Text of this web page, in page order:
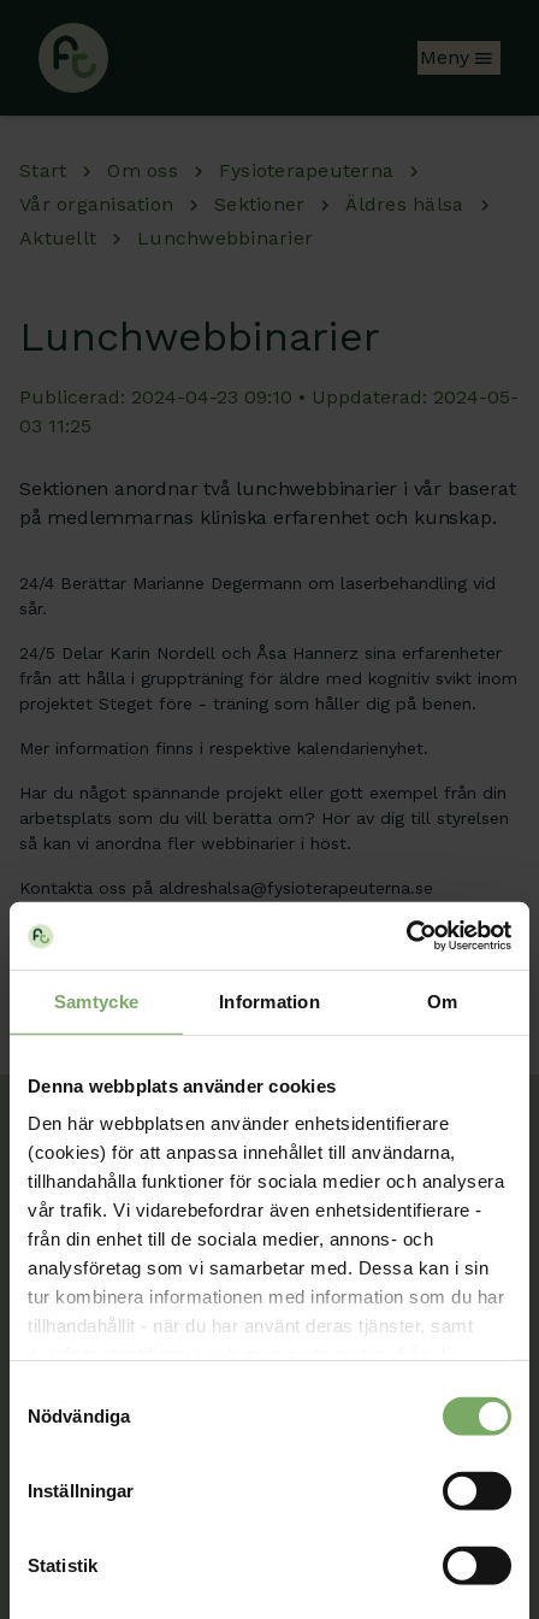
Samtycke Information Om
Denna webbplats använder cookies
Den här webbplatsen använder enhetsidentifierare
(cookies) för att anpassa innehållet till användarna,
tillhandahålla funktioner för sociala medier och analysera
vår trafik. Vi vidarebefordrar även enhetsidentifierare -
från din enhet till de sociala medier, annons- och
analysföretag som vi samarbetar med. Dessa kan i sin
tur kombinera informationen med information som du har
tillhandahållit - när du har använt deras tjänster, samt
området. Du godkänner våra cookies vid fortsatt
Nödvändiga
Inställningar
Statistik
Meny
Start Om oss
Fysioterapeuterna
Vår organisation
Sektioner
Äldres hälsa
Aktuellt
Lunchwebbinarier
Lunchwebbinarier
Publicerad: 2024-04-23 09:10 • Uppdaterad: 2024-05-
03 11:25
Sektionen anordnar två lunchwebbinarier i vår baserat
på medlemmarnas kliniska erfarenhet och kunskap.
24/4 Berättar Marianne Degermann om laserbehandling vid
sår.
24/5 Delar Karin Nordell och Åsa Hannerz sina erfarenheter
från att hålla i gruppträning för äldre med kognitiv svikt inom
projektet Steget före - träning som håller dig på benen.
Mer information finns i respektive kalendarienyhet.
Har du något spännande projekt eller gott exempel från din
arbetsplats som du vill berätta om? Hör av dig till styrelsen
så kan vi anordna fler webbinarier i höst.
Kontakta oss på aldreshalsa@fysioterapeuterna.se
Webbinar
Tillsammans rör vi oss framåt. Du är en viktig del
av vår rörelse.
Bli medlem
Välkommen att kontakta oss. Här hittar du kontaktvägar